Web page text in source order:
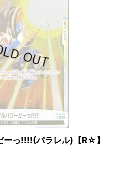
ーっ!!!!(パラレル)【R☆】